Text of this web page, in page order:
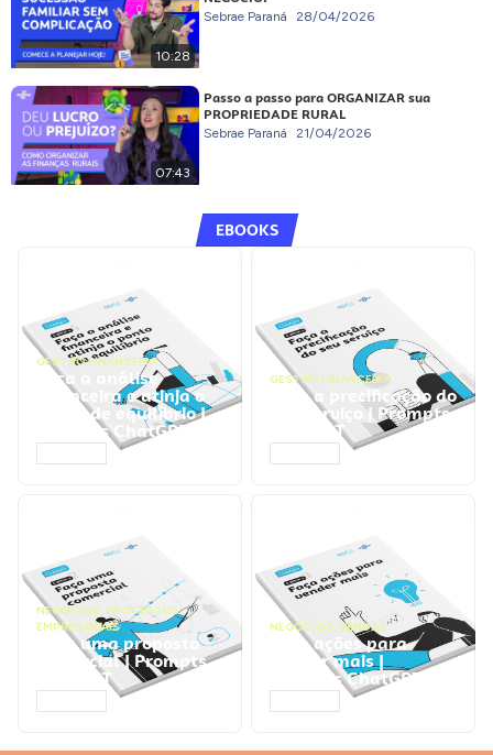
10:28
Sebrae Paraná 28/04/2026
07:43
Passo a passo para ORGANIZAR sua
PROPRIEDADE RURAL
Sebrae Paraná 21/04/2026
EBOOKS
GESTÃO FINANCEIRA
Faça a análise
financeira e atinja o
ponto de equilíbrio |
Prompts ChatGPT
GESTÃO FINANCEIRA
Faça a precificação do
seu serviço | Prompts
ChatGPT
NEGÓCIOS, PROCESSOS
EMPRESARIAIS
Faça uma proposta
comercial | Prompts
ChatGPT
NEGÓCIOS, VENDAS
Faça ações para
vender mais |
Prompts ChatGPT